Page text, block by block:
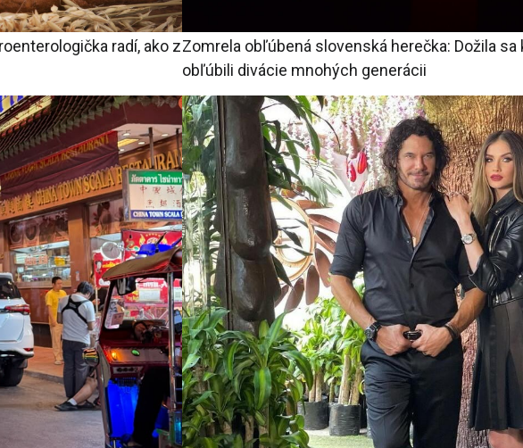
radí, ako zZomrela obľúbená slovenská herečka: Dožila
obľúbili divácie mnohých generácii